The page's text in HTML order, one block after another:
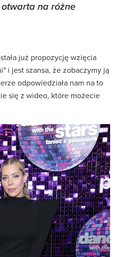
na różne
już propozycję wzięcia
i jest szansa, że zobaczymy ją
odpowiedziała nam na to
się z wideo, które możecie